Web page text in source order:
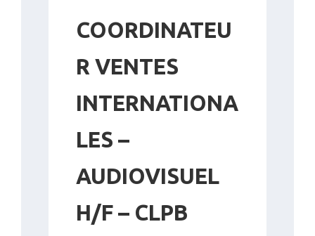
COORDINATEU
R VENTES
INTERNATIONA
LES –
AUDIOVISUEL
H/F – CLPB